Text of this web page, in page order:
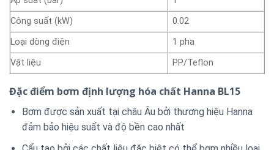
Công suất (kW)
0.02
Loại dòng điện
1 pha
Vật liệu
PP/Teflon
Đặc điểm bơm định lượng hóa chất Hanna BL15
Bơm được sản xuất tại châu Âu bởi thương hiệu Hanna
đảm bảo hiệu suất và độ bền cao nhất